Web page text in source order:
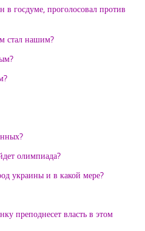
госдуме, проголосовал против
стал нашим?
олимпиада?
украины и в какой мере?
преподнесет власть в этом